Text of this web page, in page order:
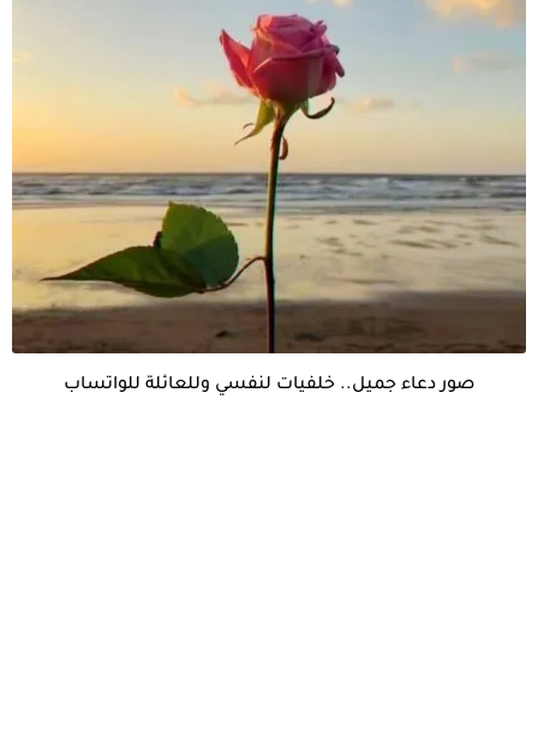
صور دعاء جميل.. خلفيات لنفسي وللعائلة للواتساب